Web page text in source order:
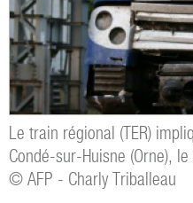
Le train régional (TER)
Condé-sur-Huisne (Orne),
© AFP - Charly Triballeau